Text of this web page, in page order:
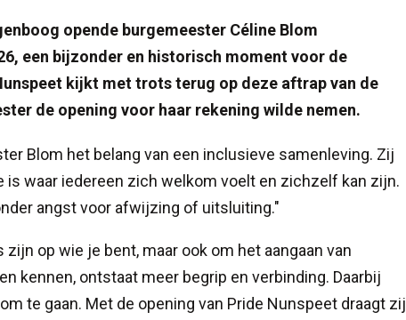
opende burgemeester Céline Blom
een bijzonder en historisch moment voor de
kijkt met trots terug op deze aftrap van de
de opening voor haar rekening wilde nemen.
Blom het belang van een inclusieve samenleving. Zij
waar iedereen zich welkom voelt en zichzelf kan zijn.
angst voor afwijzing of uitsluiting."
op wie je bent, maar ook om het aangaan van
kennen, ontstaat meer begrip en verbinding. Daarbij
te gaan. Met de opening van Pride Nunspeet draagt zij